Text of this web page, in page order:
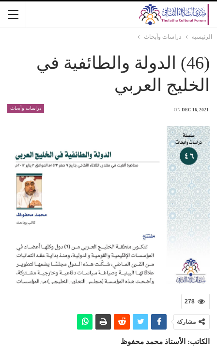
الرئيسية دراسات وأبحاث
(46) الدولة والطائفية في
الخليج العربي
دراسات وأبحاث ON DEC 16, 2021
278
مشاركة
الكاتب: الأستاذ محمد محفوظ